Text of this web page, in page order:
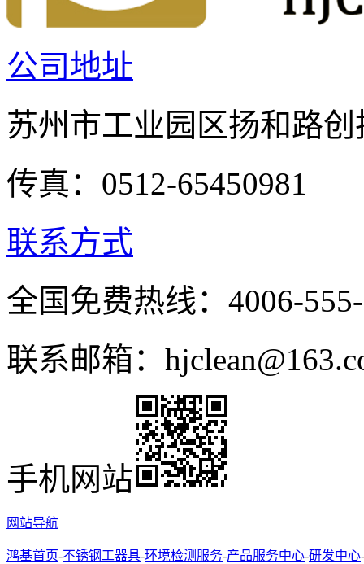
公司地址
苏州市工业园区扬和路
传真：0512-65450981
联系方式
全国免费热线：4006-
联系邮箱：
手机网站
网站导航
鸿基首页-不锈钢工器具-环境检测服务-产品服务中心-研发中心-